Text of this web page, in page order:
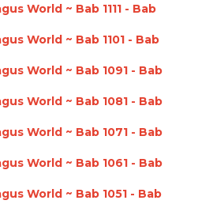
World ~ Bab 1111 - Bab
World ~ Bab 1101 - Bab
World ~ Bab 1091 - Bab
World ~ Bab 1081 - Bab
World ~ Bab 1071 - Bab
World ~ Bab 1061 - Bab
World ~ Bab 1051 - Bab